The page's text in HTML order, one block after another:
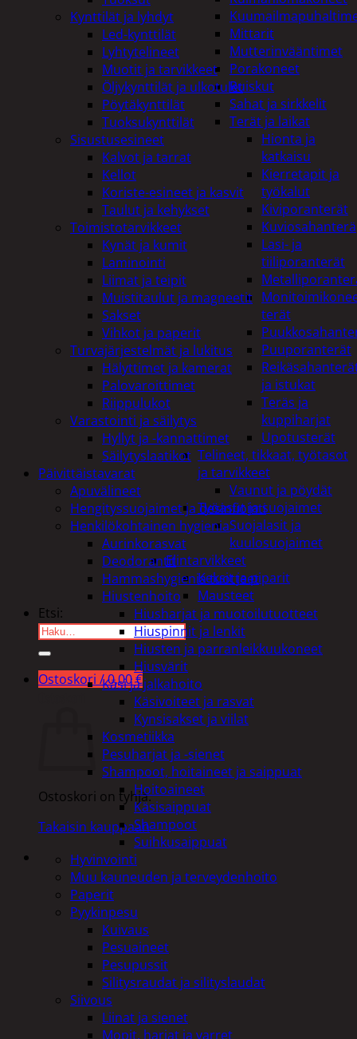
Mittarit
Mutterinvääntimet
Porakoneet
Ruiskut
Sahat ja sirkkelit
Terät ja laikat
Hionta ja
katkaisu
Kierretapit ja
työkalut
Kiviporanterät
Kuviosahanterä
Lasi- ja
tiiliporanterät
terät
Puuporanterät
ja istukat
Teräs ja
kuppiharjat
Upotusterät
Telineet, tikkaat, työtasot
ja tarvikkeet
Vaunut ja pöydät
Työasut ja suojaimet
Suojalasit ja
kuulosuojaimet
Elintarvikkeet
Keksit ja piparit
Mausteet
Etsi:
Ostoskori /0,00€
Ostoskori on tyhjä.
Takaisin kauppaan
Kynttilät ja lyhdyt
Led-kynttilät
Lyhtytelineet
Muotit ja tarvikkeet
Öljykynttilät ja ulkotulet
Pöytäkynttilät
Tuoksukynttilät
Sisustusesineet
Kalvot ja tarrat
Kellot
Koriste-esineet ja kasvit
Taulut ja kehykset
Toimistotarvikkeet
Kynät ja kumit
Laminointi
Liimat ja teipit
Muistitaulut ja magneetit
Sakset
Vihkot ja paperit
Turvajärjestelmät ja lukitus
Hälyttimet ja kamerat
Palovaroittimet
Riippulukot
Varastointi ja säilytys
Hyllyt ja -kannattimet
Säilytyslaatikot
Päivittäistavarat
Apuvälineet
Hengityssuojaimet ja desinfiointi
Henkilökohtainen hygienia
Aurinkorasvat
Deodorantit
Hammashygienia tuotteet
Hiustenhoito
Hiusharjat ja muotoilutuotteet
Hiuspinnit ja lenkit
Hiusten ja parranleikkuukoneet
Hiusvärit
Käsi ja jalkahoito
Käsivoiteet ja rasvat
Kynsisakset ja viilat
Kosmetiikka
Pesuharjat ja -sienet
Shampoot, hoitaineet ja saippuat
Hoitoaineet
Käsisaippuat
Shampoot
Suihkusaippuat
Hyvinvointi
Muu kauneuden ja terveydenhoito
Paperit
Pyykinpesu
Kuivaus
Pesuaineet
Pesupussit
Silitysraudat ja silityslaudat
Siivous
Liinat ja sienet
Mopit, harjat ja varret